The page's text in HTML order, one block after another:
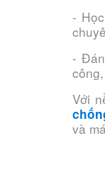
-
-
Với
và